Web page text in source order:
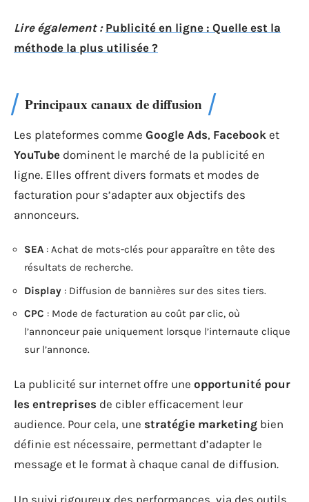
Lire également : Publicité en ligne : Quelle est la
méthode la plus utilisée ?
Principaux canaux de diffusion
Les plateformes comme Google Ads, Facebook et
YouTube dominent le marché de la publicité en
ligne. Elles offrent divers formats et modes de
facturation pour s’adapter aux objectifs des
annonceurs.
SEA : Achat de mots-clés pour apparaître en tête des
résultats de recherche.
Display : Diffusion de bannières sur des sites tiers.
CPC : Mode de facturation au coût par clic, où
l’annonceur paie uniquement lorsque l’internaute clique
sur l’annonce.
La publicité sur internet offre une opportunité pour
les entreprises de cibler efficacement leur
audience. Pour cela, une stratégie marketing bien
définie est nécessaire, permettant d’adapter le
message et le format à chaque canal de diffusion.
Un suivi rigoureux des performances, via des outils